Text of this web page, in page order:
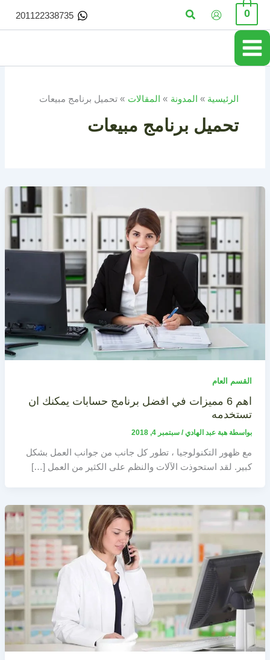
تخطي
المحتوى
0 البحث 201122338735
الرئيسية المدونة المقالات تحميل برنامج مبيعات
تحميل برنامج مبيعات
القسم العام
اهم 6 مميزات في افضل برنامج حسابات يمكنك ان
تستخدمه
بواسطة هبة عبد الهادي/ سبتمبر 4, 2018
مع ظهور التكنولوجيا ، تطور كل جانب من جوانب العمل بشكل
كبير. لقد استحوذت الآلات والنظم على الكثير من العمل […]